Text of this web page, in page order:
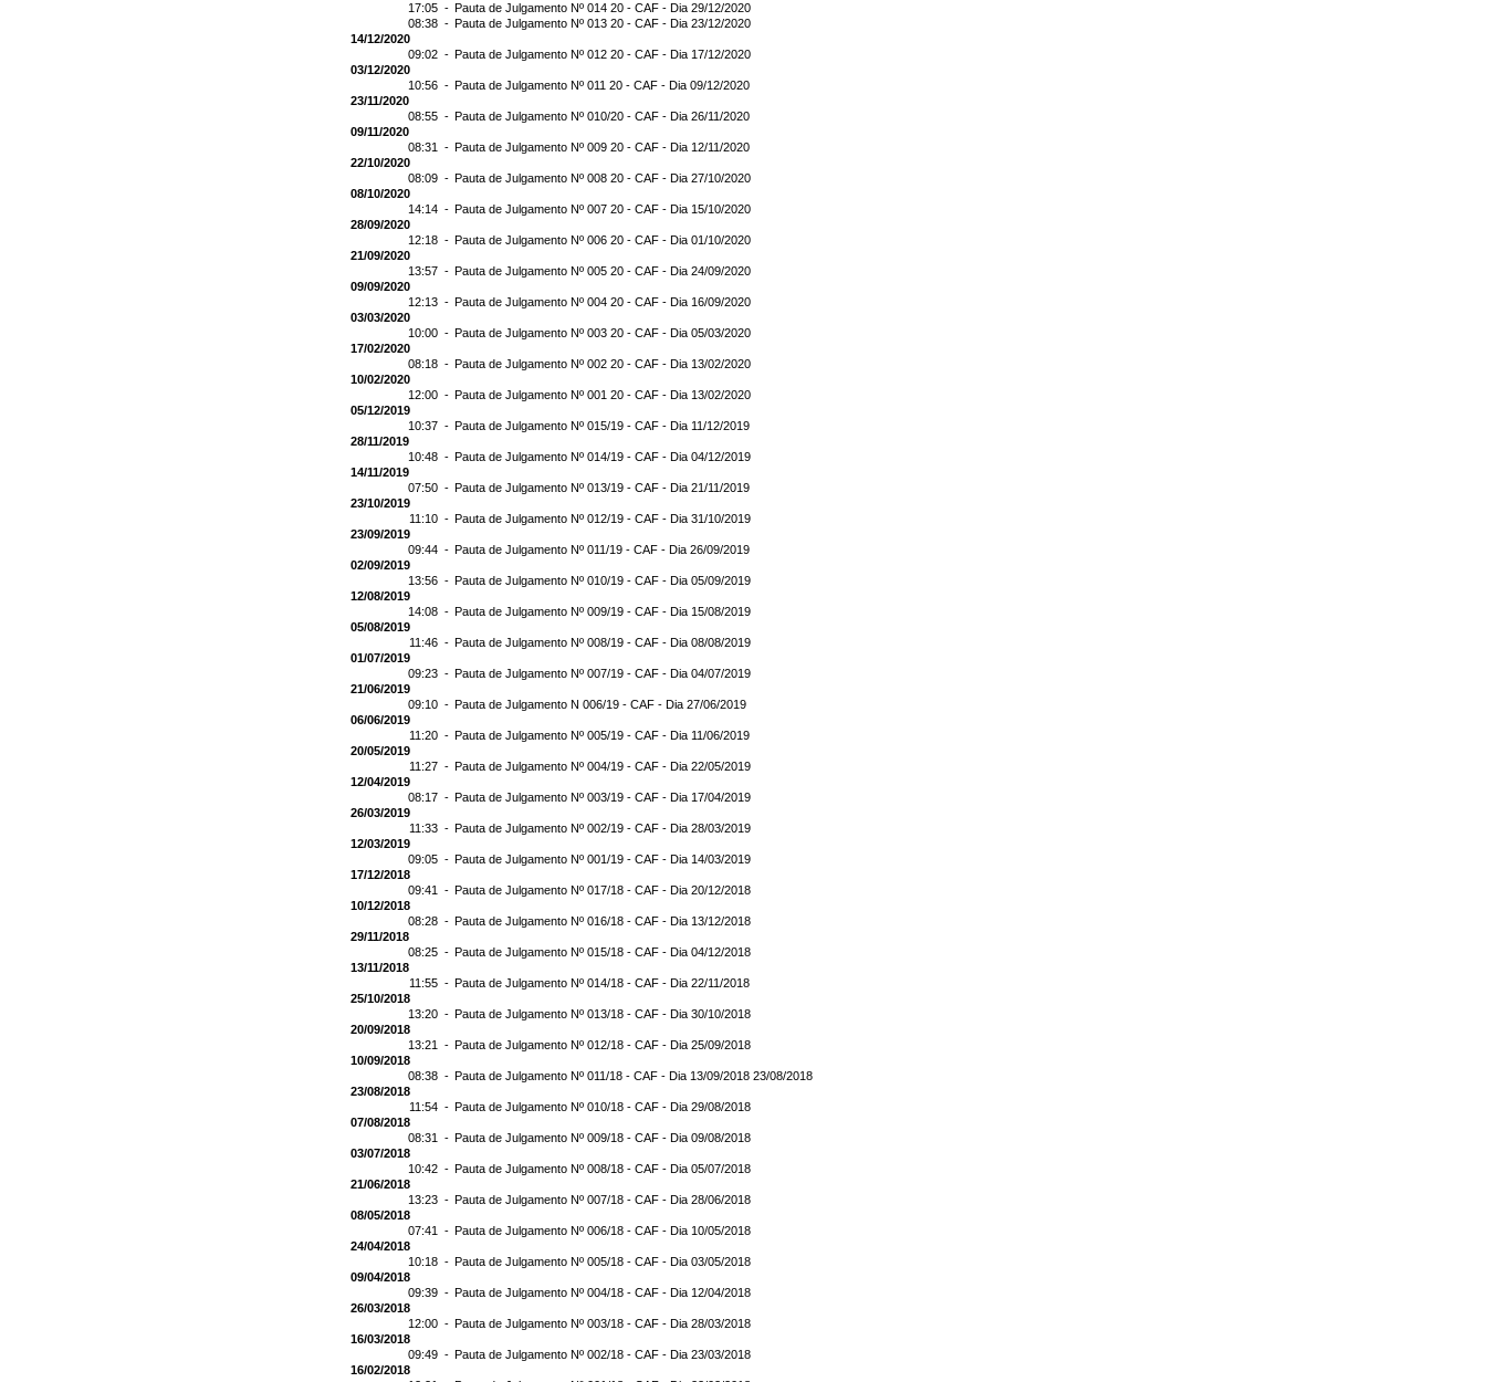
17:05 - Pauta de Julgamento Nº 014 20 - CAF - Dia 29/12/2020
08:38 - Pauta de Julgamento Nº 013 20 - CAF - Dia 23/12/2020
14/12/2020
09:02 - Pauta de Julgamento Nº 012 20 - CAF - Dia 17/12/2020
03/12/2020
10:56 - Pauta de Julgamento Nº 011 20 - CAF - Dia 09/12/2020
23/11/2020
08:55 - Pauta de Julgamento Nº 010/20 - CAF - Dia 26/11/2020
09/11/2020
08:31 - Pauta de Julgamento Nº 009 20 - CAF - Dia 12/11/2020
22/10/2020
08:09 - Pauta de Julgamento Nº 008 20 - CAF - Dia 27/10/2020
08/10/2020
14:14 - Pauta de Julgamento Nº 007 20 - CAF - Dia 15/10/2020
28/09/2020
12:18 - Pauta de Julgamento Nº 006 20 - CAF - Dia 01/10/2020
21/09/2020
13:57 - Pauta de Julgamento Nº 005 20 - CAF - Dia 24/09/2020
09/09/2020
12:13 - Pauta de Julgamento Nº 004 20 - CAF - Dia 16/09/2020
03/03/2020
10:00 - Pauta de Julgamento Nº 003 20 - CAF - Dia 05/03/2020
17/02/2020
08:18 - Pauta de Julgamento Nº 002 20 - CAF - Dia 13/02/2020
10/02/2020
12:00 - Pauta de Julgamento Nº 001 20 - CAF - Dia 13/02/2020
05/12/2019
10:37 - Pauta de Julgamento Nº 015/19 - CAF - Dia 11/12/2019
28/11/2019
10:48 - Pauta de Julgamento Nº 014/19 - CAF - Dia 04/12/2019
14/11/2019
07:50 - Pauta de Julgamento Nº 013/19 - CAF - Dia 21/11/2019
23/10/2019
11:10 - Pauta de Julgamento Nº 012/19 - CAF - Dia 31/10/2019
23/09/2019
09:44 - Pauta de Julgamento Nº 011/19 - CAF - Dia 26/09/2019
02/09/2019
13:56 - Pauta de Julgamento Nº 010/19 - CAF - Dia 05/09/2019
12/08/2019
14:08 - Pauta de Julgamento Nº 009/19 - CAF - Dia 15/08/2019
05/08/2019
11:46 - Pauta de Julgamento Nº 008/19 - CAF - Dia 08/08/2019
01/07/2019
09:23 - Pauta de Julgamento Nº 007/19 - CAF - Dia 04/07/2019
21/06/2019
09:10 - Pauta de Julgamento N 006/19 - CAF - Dia 27/06/2019
06/06/2019
11:20 - Pauta de Julgamento Nº 005/19 - CAF - Dia 11/06/2019
20/05/2019
11:27 - Pauta de Julgamento Nº 004/19 - CAF - Dia 22/05/2019
12/04/2019
08:17 - Pauta de Julgamento Nº 003/19 - CAF - Dia 17/04/2019
26/03/2019
11:33 - Pauta de Julgamento Nº 002/19 - CAF - Dia 28/03/2019
12/03/2019
09:05 - Pauta de Julgamento Nº 001/19 - CAF - Dia 14/03/2019
17/12/2018
09:41 - Pauta de Julgamento Nº 017/18 - CAF - Dia 20/12/2018
10/12/2018
08:28 - Pauta de Julgamento Nº 016/18 - CAF - Dia 13/12/2018
29/11/2018
08:25 - Pauta de Julgamento Nº 015/18 - CAF - Dia 04/12/2018
13/11/2018
11:55 - Pauta de Julgamento Nº 014/18 - CAF - Dia 22/11/2018
25/10/2018
13:20 - Pauta de Julgamento Nº 013/18 - CAF - Dia 30/10/2018
20/09/2018
13:21 - Pauta de Julgamento Nº 012/18 - CAF - Dia 25/09/2018
10/09/2018
08:38 - Pauta de Julgamento Nº 011/18 - CAF - Dia 13/09/2018 23/08/2018
23/08/2018
11:54 - Pauta de Julgamento Nº 010/18 - CAF - Dia 29/08/2018
07/08/2018
08:31 - Pauta de Julgamento Nº 009/18 - CAF - Dia 09/08/2018
03/07/2018
10:42 - Pauta de Julgamento Nº 008/18 - CAF - Dia 05/07/2018
21/06/2018
13:23 - Pauta de Julgamento Nº 007/18 - CAF - Dia 28/06/2018
08/05/2018
07:41 - Pauta de Julgamento Nº 006/18 - CAF - Dia 10/05/2018
24/04/2018
10:18 - Pauta de Julgamento Nº 005/18 - CAF - Dia 03/05/2018
09/04/2018
09:39 - Pauta de Julgamento Nº 004/18 - CAF - Dia 12/04/2018
26/03/2018
12:00 - Pauta de Julgamento Nº 003/18 - CAF - Dia 28/03/2018
16/03/2018
09:49 - Pauta de Julgamento Nº 002/18 - CAF - Dia 23/03/2018
16/02/2018